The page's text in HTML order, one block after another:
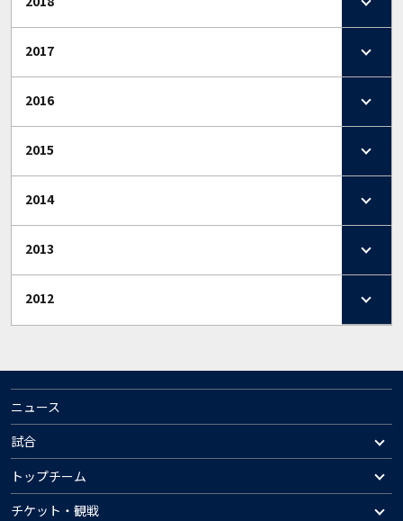
2017
2016
2015
2014
2013
2012
ニュース
試合
トップチーム
チケット・観戦